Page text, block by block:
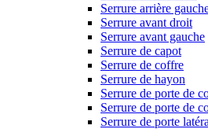
Serrure arrière
Serrure avant droit
Serrure avant gauche
Serrure de capot
Serrure de coffre
Serrure de hayon
Serrure de porte de
Serrure de porte de
Serrure de porte